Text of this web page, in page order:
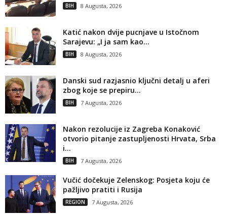
BIH 8 Augusta, 2026
Katić nakon dvije pucnjave u Istočnom
Sarajevu: „I ja sam kao...
BIH 8 Augusta, 2026
Danski sud razjasnio ključni detalj u aferi
zbog koje se prepiru...
BIH 7 Augusta, 2026
Nakon rezolucije iz Zagreba Konaković
otvorio pitanje zastupljenosti Hrvata, Srba
i...
BIH 7 Augusta, 2026
Vučić dočekuje Zelenskog: Posjeta koju će
pažljivo pratiti i Rusija
REGION 7 Augusta, 2026